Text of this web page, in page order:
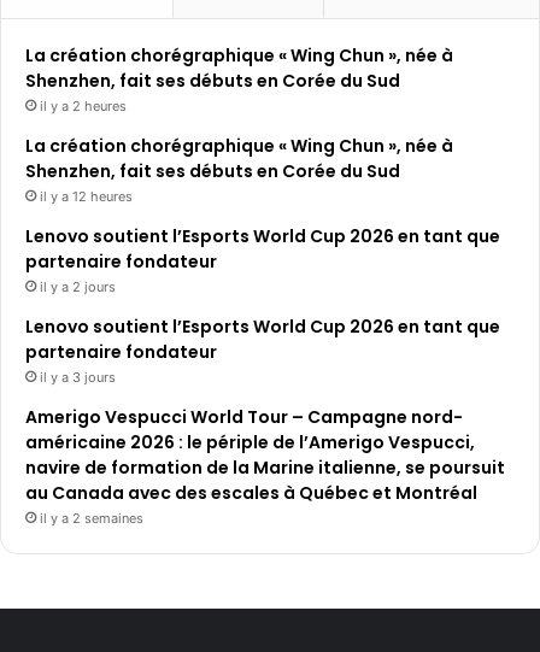
La création chorégraphique « Wing Chun », née à
Shenzhen, fait ses débuts en Corée du Sud
il y a 2 heures
La création chorégraphique « Wing Chun », née à
Shenzhen, fait ses débuts en Corée du Sud
il y a 12 heures
Lenovo soutient l’Esports World Cup 2026 en tant que
partenaire fondateur
il y a 2 jours
Lenovo soutient l’Esports World Cup 2026 en tant que
partenaire fondateur
il y a 3 jours
Amerigo Vespucci World Tour – Campagne nord-
américaine 2026 : le périple de l’Amerigo Vespucci,
navire de formation de la Marine italienne, se poursuit
au Canada avec des escales à Québec et Montréal
il y a 2 semaines